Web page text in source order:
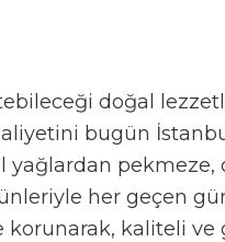
doğal
bugün
her geçen
kaliteli